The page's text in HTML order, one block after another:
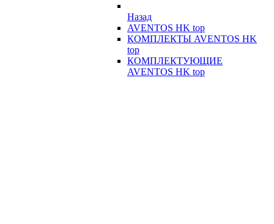
Назад
AVENTOS HK top
КОМПЛЕКТЫ AVENTOS HK
top
КОМПЛЕКТУЮЩИЕ
AVENTOS HK top